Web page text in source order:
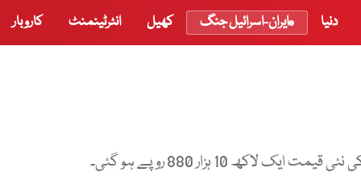
دنیا ایران-اسرائیل جنگ کھیل انٹرٹینمنٹ کاروبار